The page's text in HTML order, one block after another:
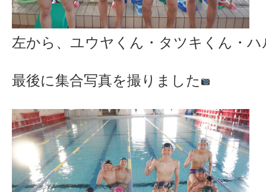
左から、ユウヤくん・タツキくん・
最後に集合写真を撮りました